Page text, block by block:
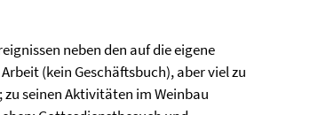
neben den auf die eigene
(kein Geschäftsbuch), aber viel zu
seinen Aktivitäten im Weinbau